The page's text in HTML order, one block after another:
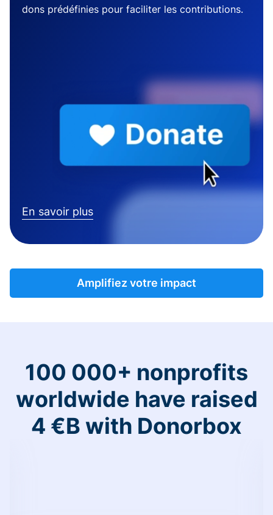
dons prédéfinies pour faciliter les contributions.
En savoir plus
Amplifiez votre impact
100 000+ nonprofits
worldwide have raised
4 €B with Donorbox